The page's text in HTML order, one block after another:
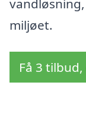
miljøet.
Få 3